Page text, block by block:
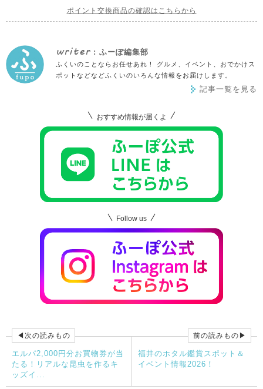
ポイント交換商品の確認はこちらから
writer : ふーぽ編集部
ふくいのことならお任せあれ！ グルメ、イベント、おでかけス
ポットなどなどふくいのいろんな情報をお届けします。
記事一覧を見る
おすすめ情報が届くよ
Follow us
◀次の読みもの
エルパ2,000円分お買物券が当
たる！リアルな昆虫を作るキ
ッズイ...
前の読みもの▶
福井のホタル鑑賞スポット＆
イベント情報2026！